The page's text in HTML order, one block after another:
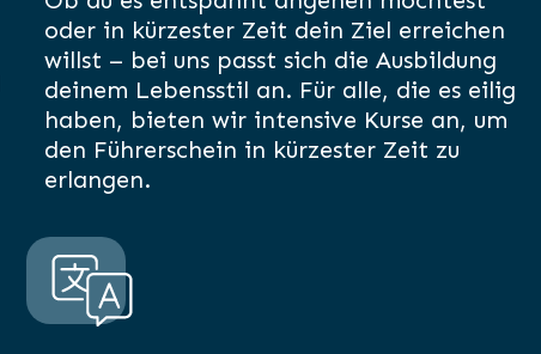
oder in kürzester Zeit dein Ziel erreichen
willst – bei uns passt sich die Ausbildung
deinem Lebensstil an. Für alle, die es eilig
haben, bieten wir intensive Kurse an, um
den Führerschein in kürzester Zeit zu
erlangen.